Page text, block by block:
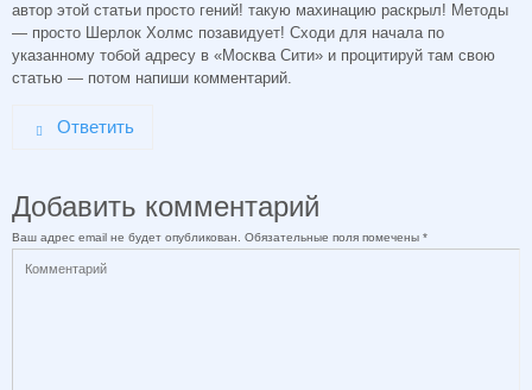
автор этой статьи просто гений! такую махинацию раскрыл! Методы
— просто Шерлок Холмс позавидует! Сходи для начала по
указанному тобой адресу в «Москва Сити» и процитируй там свою
статью — потом напиши комментарий.
Ответить
Добавить комментарий
Ваш адрес email не будет опубликован. Обязательные поля помечены *